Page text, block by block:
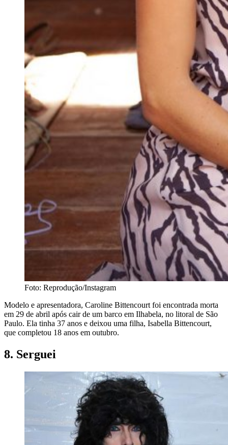
Foto: Reprodução/Instagram
Modelo e apresentadora, Caroline Bittencourt foi encontrada morta
em 29 de abril após cair de um barco em Ilhabela, no litoral de São
Paulo. Ela tinha 37 anos e deixou uma filha, Isabella Bittencourt,
que completou 18 anos em outubro.
8. Serguei